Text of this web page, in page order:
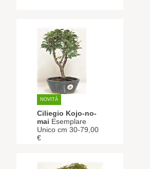
NOVITÀ
Ciliegio Kojo-no-
mai Esemplare
Unico cm 30-79,00
€